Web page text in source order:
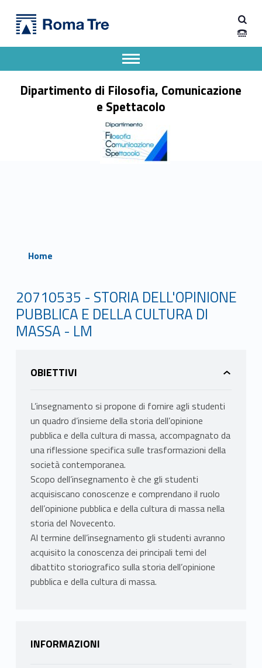
Dipartimento di Filosofia, Comunicazione e Spettacolo
Dipartimento di Filosofia, Comunicazione
e Spettacolo
Apri il menu secondario
Header info sidebar
Home
20710535 - STORIA DELL'OPINIONE
PUBBLICA E DELLA CULTURA DI
MASSA - LM
OBIETTIVI
L’insegnamento si propone di fornire agli studenti
un quadro d’insieme della storia dell’opinione
pubblica e della cultura di massa, accompagnato da
una riflessione specifica sulle trasformazioni della
società contemporanea.
Scopo dell’insegnamento è che gli studenti
acquisiscano conoscenze e comprendano il ruolo
dell’opinione pubblica e della cultura di massa nella
storia del Novecento.
Al termine dell’insegnamento gli studenti avranno
acquisito la conoscenza dei principali temi del
dibattito storiografico sulla storia dell’opinione
pubblica e della cultura di massa.
INFORMAZIONI